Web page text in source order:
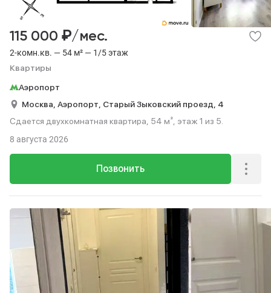
2-комн.кв. — 54 м² — 1/5 этаж
Квартиры
115 000 ₽/мес.
Аэропорт
Москва, Аэропорт, Старый Зыковский проезд, 4
Сдается двухкомнатная квартира, 54 м², этаж 1 из 5.
Позвонить
8 августа 2026